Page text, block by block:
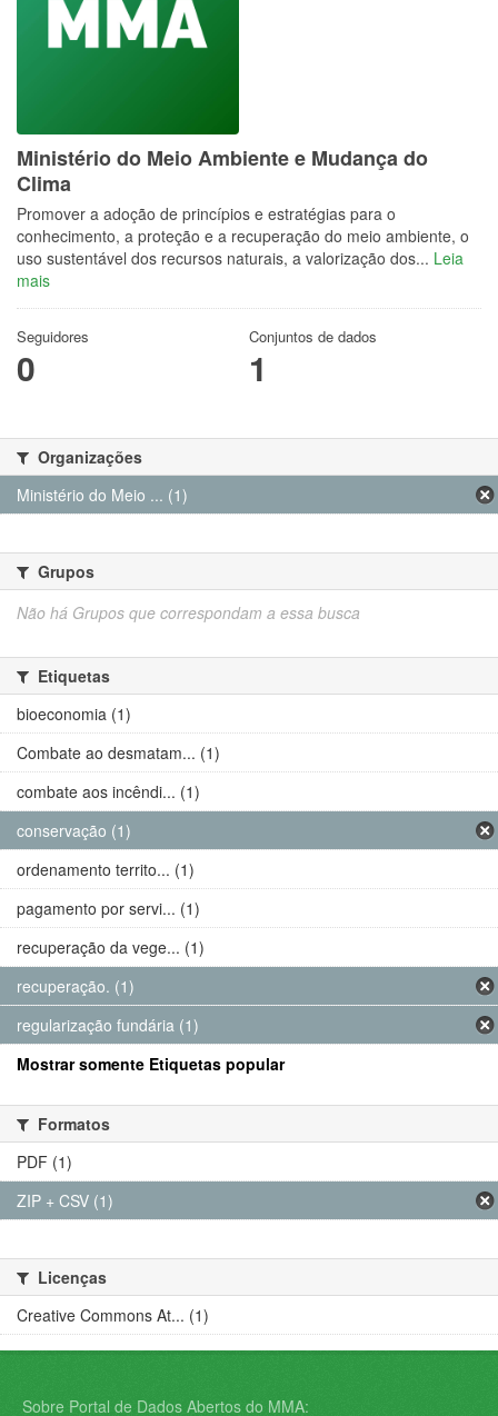
Ministério do Meio Ambiente e Mudança do
Clima
Promover a adoção de princípios e estratégias para o
conhecimento, a proteção e a recuperação do meio ambiente, o
uso sustentável dos recursos naturais, a valorização dos... Leia
mais
Seguidores
0
Conjuntos de dados
1
Organizações
Ministério do Meio ... (1)
Grupos
Não há Grupos que correspondam a essa busca
Etiquetas
bioeconomia (1)
Combate ao desmatam... (1)
combate aos incêndi... (1)
conservação (1)
ordenamento territo... (1)
pagamento por servi... (1)
recuperação da vege... (1)
recuperação. (1)
regularização fundária (1)
Mostrar somente Etiquetas popular
Formatos
PDF (1)
ZIP + CSV (1)
Licenças
Creative Commons At... (1)
Sobre Portal de Dados Abertos do MMA: